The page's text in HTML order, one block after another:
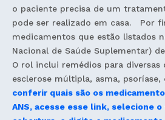
o paciente precisa de um
pode ser realizado em casa. Por
medicamentos que estão listados
Nacional de Saúde Suplementar)
O rol inclui remédios para diversas
esclerose múltipla, asma,
conferir quais são os
ANS, acesse esse link, selecione